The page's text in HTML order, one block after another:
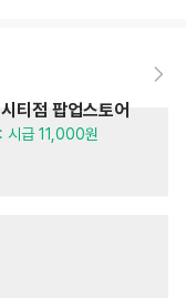
티점 팝업스토어
시급 11,000원